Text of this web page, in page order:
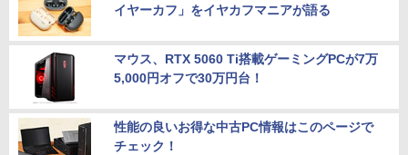
イヤーカフ」をイヤカフマニアが語る
マウス、RTX 5060 Ti搭載ゲーミングPCが7万
5,000円オフで30万円台！
性能の良いお得な中古PC情報はこのページで
チェック！